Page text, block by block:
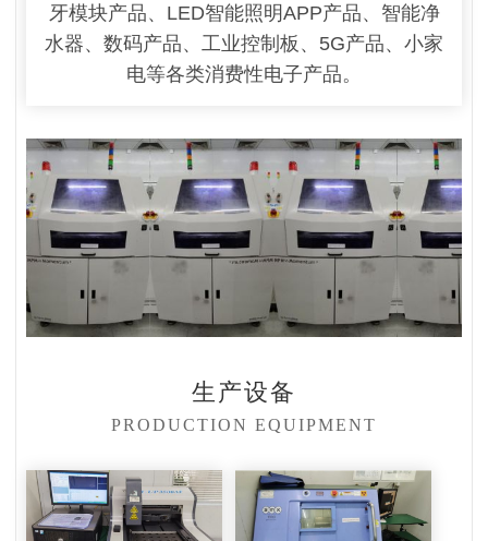
牙模块产品、LED智能照明APP产品、智能净
水器、数码产品、工业控制板、5G产品、小家
电等各类消费性电子产品。
生产设备
PRODUCTION EQUIPMENT